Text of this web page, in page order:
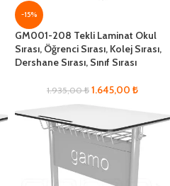
-15%
GM001-208 Tekli Laminat Okul
Sırası, Öğrenci Sırası, Kolej Sırası,
Dershane Sırası, Sınıf Sırası
1.935,00₺ 1.645,00 ₺